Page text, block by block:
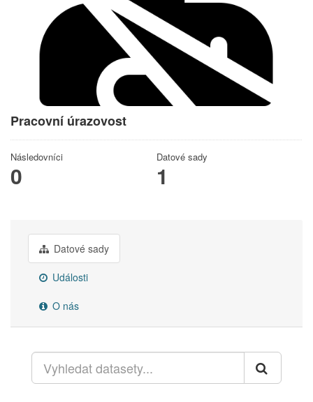
Pracovní úrazovost
Následovníci
0
Datové sady
1
Datové sady
Události
O nás